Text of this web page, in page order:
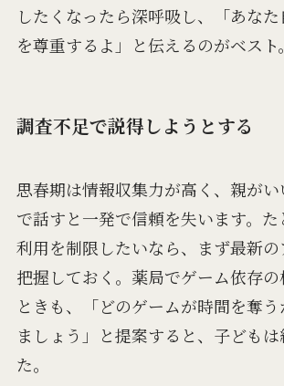
したくなったら深呼吸し、「あな
を尊重するよ」と伝えるのがベスト。
調査不足で説得しようとする
思春期は情報収集力が高く、親が
で話すと一発で信頼を失います。
利用を制限したいなら、まず最新の
把握しておく。薬局でゲーム依存
ときも、「どのゲームが時間を奪
ましょう」と提案すると、子ども
た。